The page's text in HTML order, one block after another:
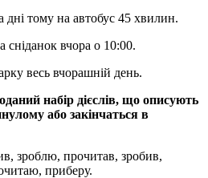
тому на автобус 45 хвилин.
вчора о 10:00.
весь вчорашній день.
набір дієслів, що описують
або закінчаться в
зроблю, прочитав, зробив,
приберу.